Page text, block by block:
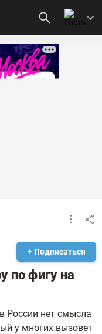
+ Подписаться
по фигу на
России нет смысла
у многих вызовет